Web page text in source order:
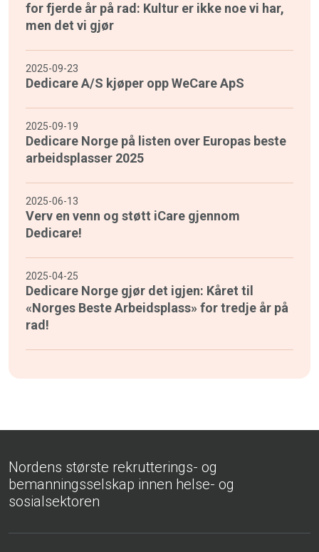
for fjerde år på rad: Kultur er ikke noe vi har,
men det vi gjør
2025-09-23
Dedicare A/S kjøper opp WeCare ApS
2025-09-19
Dedicare Norge på listen over Europas beste
arbeidsplasser 2025
2025-06-13
Verv en venn og støtt iCare gjennom
Dedicare!
2025-04-25
Dedicare Norge gjør det igjen: Kåret til
«Norges Beste Arbeidsplass» for tredje år på
rad!
Nordens største rekrutterings- og
bemanningsselskap innen helse- og
sosialsektoren